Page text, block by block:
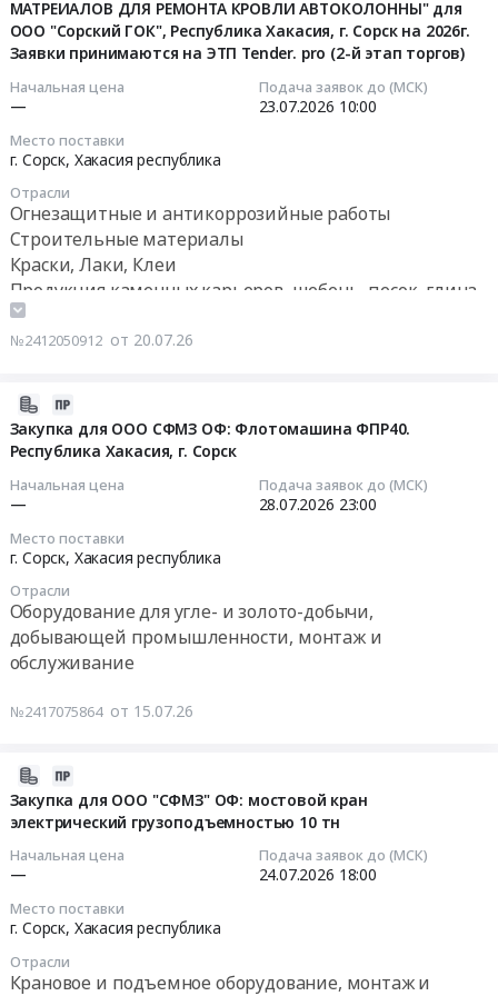
МАТРЕИАЛОВ ДЛЯ РЕМОНТА КРОВЛИ АВТОКОЛОННЫ" для
ООО "Сорский ГОК", Республика Хакасия, г. Сорск на 2026г.
Заявки принимаются на ЭТП Tender. pro (2-й этап торгов)
Начальная цена
—
Подача заявок до (МСК)
23.07.2026 10:00
Место поставки
г. Сорск, Хакасия республика
Отрасли
Огнезащитные и антикоррозийные работы
Строительные материалы
Краски, Лаки, Клеи
Продукция каменных карьеров, щебень, песок, глина
Оборудование для сварки и спайки, его
обслуживание. Электроды
Резина, Каучук
Тара и упаковка
Технические газы
№2412050912 от 20.07.26
Закупка для ООО СФМЗ ОФ: Флотомашина ФПР40.
Республика Хакасия, г. Сорск
Начальная цена
—
Подача заявок до (МСК)
28.07.2026 23:00
Место поставки
г. Сорск, Хакасия республика
Отрасли
Оборудование для угле- и золото-добычи,
добывающей промышленности, монтаж и
обслуживание
№2417075864 от 15.07.26
Закупка для ООО "СФМЗ" ОФ: мостовой кран
электрический грузоподъемностью 10 тн
Начальная цена
—
Подача заявок до (МСК)
24.07.2026 18:00
Место поставки
г. Сорск, Хакасия республика
Отрасли
Крановое и подъемное оборудование, монтаж и